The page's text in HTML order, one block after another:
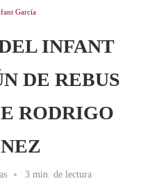
García
INFANT
DE REBUS
RODRIGO
3 min. de lectura